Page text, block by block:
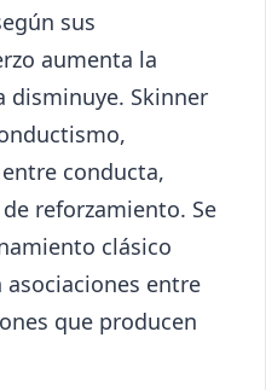
sus
aumenta la
disminuye. Skinner
conducta,
reforzamiento. Se
clásico
entre
que producen